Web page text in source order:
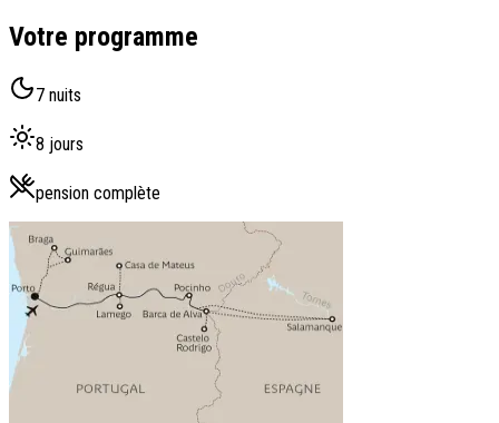
Votre programme
7 nuits
8 jours
pension complète